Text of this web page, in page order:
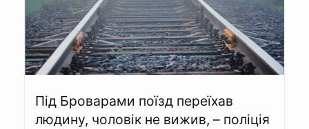
Під Броварами поїзд переїхав
людину, чоловік не вижив, – поліція